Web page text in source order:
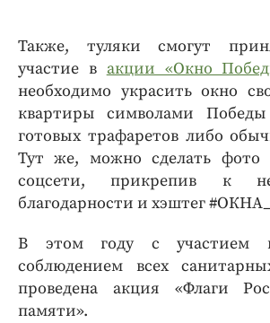
Также, туляки смогут
участие в акции «Окно
необходимо украсить окно
квартиры символами
готовых трафаретов либо
Тут же, можно сделать фото
соцсети, прикрепив к
благодарности и хэштег
В этом году с участием
соблюдением всех
проведена акция «Флаги
памяти».